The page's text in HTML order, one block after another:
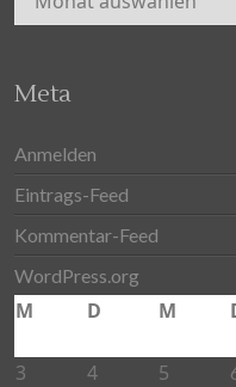
Meta
Anmelden
Eintrags-Feed
Kommentar-Feed
WordPress.org
M D M
3
4 5